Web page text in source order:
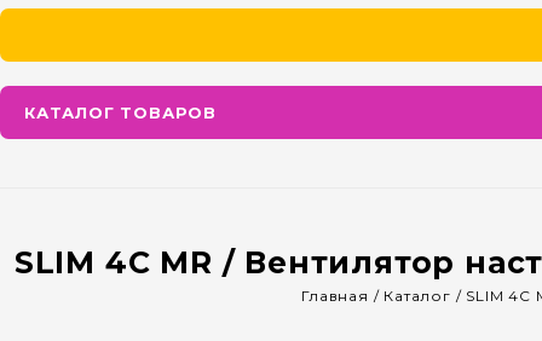
КАТАЛОГ ТОВАРОВ
SLIM 4С MR / Вентилятор
Главная / Каталог / SLIM 4С